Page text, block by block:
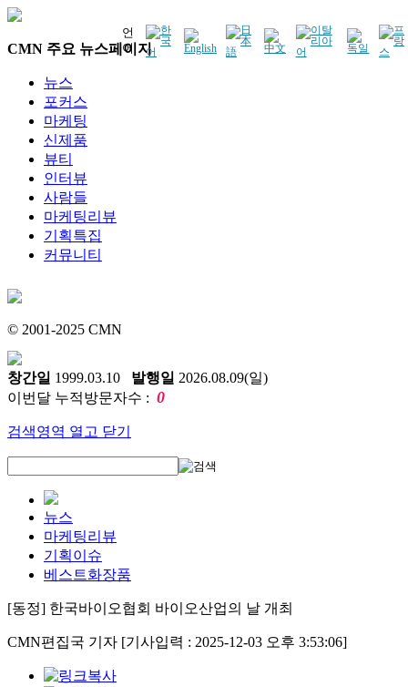
언
어
CMN 주요 뉴스페이지
뉴스
포커스
마케팅
신제품
뷰티
인터뷰
사람들
마케팅리뷰
기획특집
커뮤니티
© 2001-2025 CMN
창간일 1999.03.10 발행일 2026.08.09(일)
이번달 누적방문자수 : 0
검색영역 열고 닫기
뉴스
마케팅리뷰
기획이슈
베스트화장품
[동정] 한국바이오협회 바이오산업의 날 개최
CMN편집국 기자 [기사입력 : 2025-12-03 오후 3:53:06]